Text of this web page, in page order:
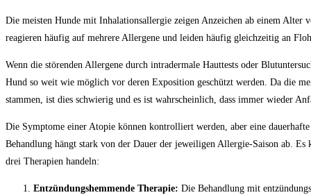
Die meisten Hunde mit Inhalationsallergie zeigen Anzeichen ab einem Alter
reagieren häufig auf mehrere Allergene und leiden häufig gleichzeitig an
Wenn die störenden Allergene durch intradermale Hauttests oder
Hund so weit wie möglich vor deren Exposition geschützt werden. Da die
stammen, ist dies schwierig und es ist wahrscheinlich, dass immer wieder
Die Symptome einer Atopie können kontrolliert werden, aber eine
Behandlung hängt stark von der Dauer der jeweiligen Allergie-Saison ab. Es
drei Therapien handeln:
Entzündungshemmende Therapie: Die Behandlung mit